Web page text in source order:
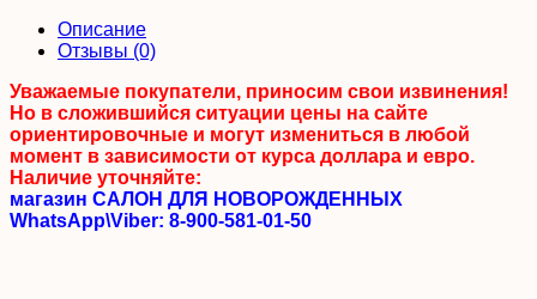
Описание
Отзывы (0)
Уважаемые покупатели, приносим свои извинения!
Но в сложившийся ситуации цены на сайте
ориентировочные и могут измениться в любой
момент в зависимости от курса доллара и евро.
Наличие уточняйте:
магазин САЛОН ДЛЯ НОВОРОЖДЕННЫХ
WhatsApp\Viber: 8-900-581-01-50